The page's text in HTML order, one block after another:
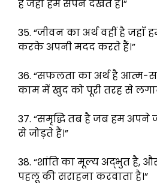
हैं जहां हम सपने देखते हैं।”
35. “जीवन का अर्थ वहीं है जहाँ
करके अपनी मदद करते हैं।”
36. “सफलता का अर्थ है आत्म-
काम में खुद को पूरी तरह से
37. “समृद्धि तब है जब हम अपने
से जोड़ते हैं।”
38. “शांति का मूल्य अद्भुत है,
पहलू की सराहना करवाता है।”